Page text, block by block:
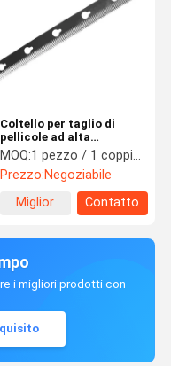
Coltello per taglio di
pellicole ad alta
efficienza Lame della
macchina di imballaggio
HRC65-HRC75
MOQ:1 pezzo / 1 coppia / 1 set
Prezzo:Negoziabile
Miglior
Contatto
i migliori prodotti con